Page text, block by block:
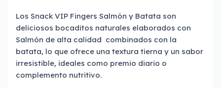
Los Snack VIP Fingers Salmón y Batata son
deliciosos bocaditos naturales elaborados con
Salmón de alta calidad combinados con la
batata, lo que ofrece una textura tierna y un sabor
irresistible, ideales como premio diario o
complemento nutritivo.